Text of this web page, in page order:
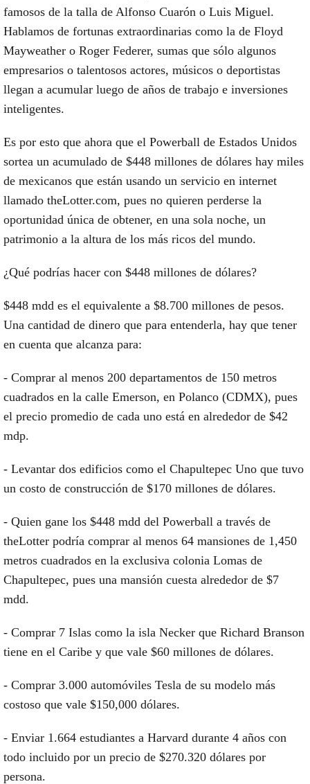
famosos de la talla de Alfonso Cuarón o Luis Miguel.
Hablamos de fortunas extraordinarias como la de Floyd
Mayweather o Roger Federer, sumas que sólo algunos
empresarios o talentosos actores, músicos o deportistas
llegan a acumular luego de años de trabajo e inversiones
inteligentes.
Es por esto que ahora que el Powerball de Estados Unidos
sortea un acumulado de $448 millones de dólares hay miles
de mexicanos que están usando un servicio en internet
llamado theLotter.com, pues no quieren perderse la
oportunidad única de obtener, en una sola noche, un
patrimonio a la altura de los más ricos del mundo.
¿Qué podrías hacer con $448 millones de dólares?
$448 mdd es el equivalente a $8.700 millones de pesos.
Una cantidad de dinero que para entenderla, hay que tener
en cuenta que alcanza para:
- Comprar al menos 200 departamentos de 150 metros
cuadrados en la calle Emerson, en Polanco (CDMX), pues
el precio promedio de cada uno está en alrededor de $42
mdp.
- Levantar dos edificios como el Chapultepec Uno que tuvo
un costo de construcción de $170 millones de dólares.
- Quien gane los $448 mdd del Powerball a través de
theLotter podría comprar al menos 64 mansiones de 1,450
metros cuadrados en la exclusiva colonia Lomas de
Chapultepec, pues una mansión cuesta alrededor de $7
mdd.
- Comprar 7 Islas como la isla Necker que Richard Branson
tiene en el Caribe y que vale $60 millones de dólares.
- Comprar 3.000 automóviles Tesla de su modelo más
costoso que vale $150,000 dólares.
- Enviar 1.664 estudiantes a Harvard durante 4 años con
todo incluido por un precio de $270.320 dólares por
persona.